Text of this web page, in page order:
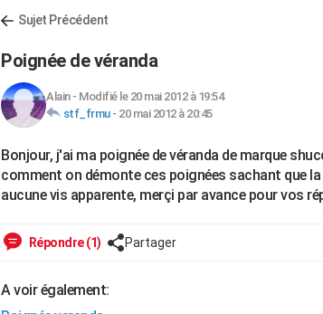
Sujet Précédent
Poignée de véranda
Alain- Modifié le 20 mai 2012 à 19:54
stf_frmu- 20 mai 2012 à 20:45
Bonjour, j'ai ma poignée de véranda de marque
comment on démonte ces poignées sachant que
aucune vis apparente, merçi par avance pour vos
Répondre (1) Partager
A voir également: